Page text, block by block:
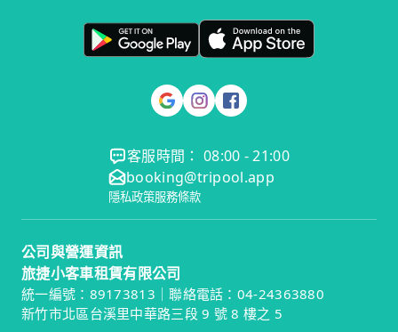
客服時間： 08:00 - 21:00
booking@tripool.app
隱私政策服務條款
公司與營運資訊
旅捷小客車租賃有限公司
統一編號：89173813｜聯絡電話：04-24363880
新竹市北區台溪里中華路三段 9 號 8 樓之 5